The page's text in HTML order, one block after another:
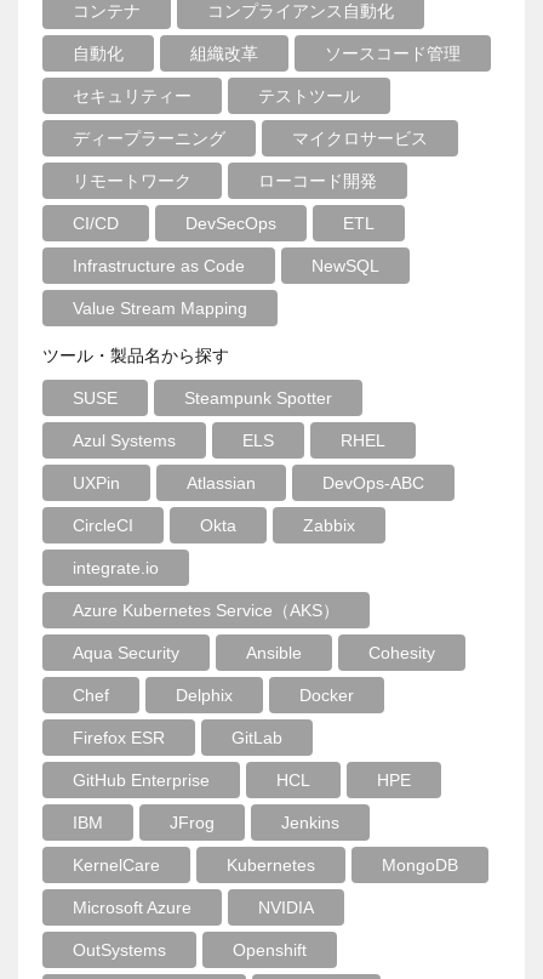
コンテナ コンプライアンス自動化
自動化 組織改革 ソースコード管理
セキュリティー テストツール
ディープラーニング マイクロサービス
リモートワーク ローコード開発
CI/CD DevSecOps ETL
Infrastructure as Code NewSQL
Value Stream Mapping
ツール・製品名から探す
SUSE Steampunk Spotter
Azul Systems ELS RHEL
UXPin Atlassian DevOps-ABC
CircleCI Okta Zabbix
integrate.io
Azure Kubernetes Service（AKS）
Aqua Security Ansible Cohesity
Chef Delphix Docker
Firefox ESR GitLab
GitHub Enterprise HCL HPE
IBM JFrog Jenkins
KernelCare Kubernetes MongoDB
Microsoft Azure NVIDIA
OutSystems Openshift